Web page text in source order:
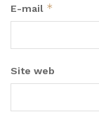
E-mail *
Site web